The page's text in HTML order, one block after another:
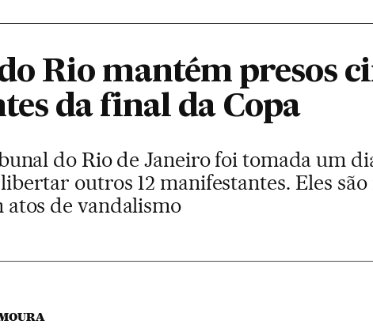
Rio mantém presos
da final da Copa
do Rio de Janeiro foi tomada um
outros 12 manifestantes. Eles
atos de vandalismo